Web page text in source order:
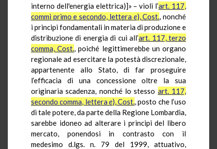
interno dell'energia elettrica)]» – violi l’art. 117,
commi primo e secondo, lettera e), Cost., nonché
i principi fondamentali in materia di produzione e
distribuzione di energia di cui all’art. 117, terzo
comma, Cost., poiché legittimerebbe un organo
regionale ad esercitare la potestà discrezionale,
appartenente allo Stato, di far proseguire
l’efficacia di una concessione oltre la sua
originaria scadenza, nonché lo stesso art. 117,
secondo comma, lettera e), Cost., posto che l’uso
di tale potere, da parte della Regione Lombardia,
sarebbe idoneo ad alterare i principi del libero
mercato, ponendosi in contrasto con il
medesimo d.lgs. n. 79 del 1999, attuativo,